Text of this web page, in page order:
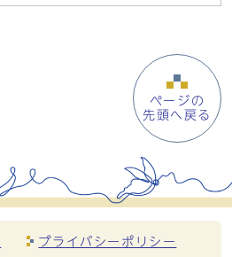
ページの
先頭へ戻る
プライバシーポリシー